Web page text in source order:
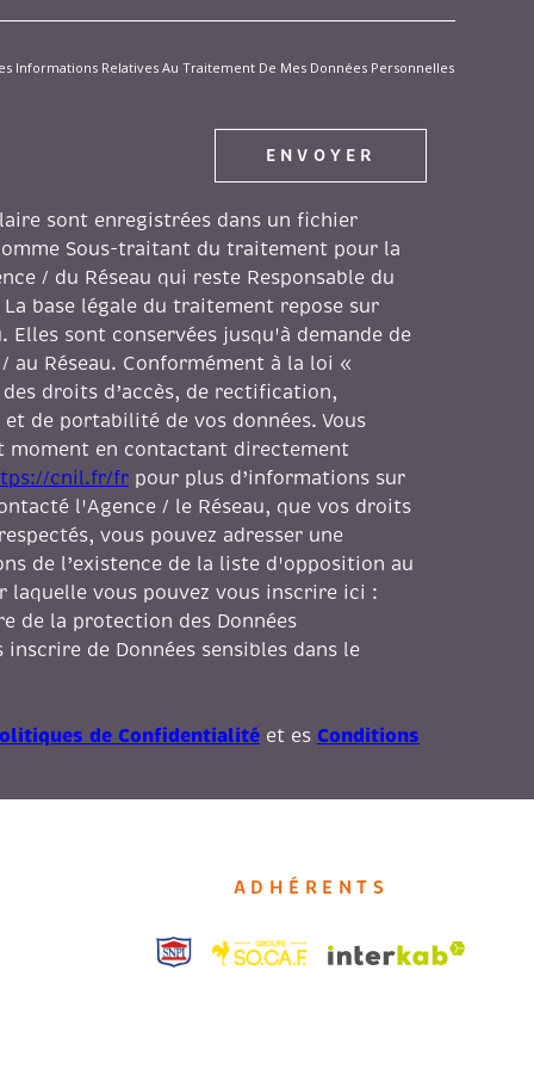
Informations Relatives Au Traitement De Mes Données Personnelles
ENVOYER
sont enregistrées dans un fichier
Sous-traitant du traitement pour la
/ du Réseau qui reste Responsable du
base légale du traitement repose sur
sont conservées jusqu'à demande de
au Réseau. Conformément à la loi «
droits d’accès, de rectification,
de portabilité de vos données. Vous
en contactant directement
cnil.fr/fr pour plus d’informations sur
l'Agence / le Réseau, que vos droits
vous pouvez adresser une
de l’existence de la liste d'opposition au
vous pouvez vous inscrire ici :
de la protection des Données
de Données sensibles dans le
de Confidentialité et es Conditions
ADHÉRENTS